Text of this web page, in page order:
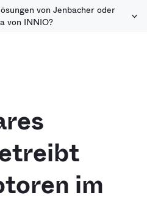
von Jenbacher oder
von INNIO?
im